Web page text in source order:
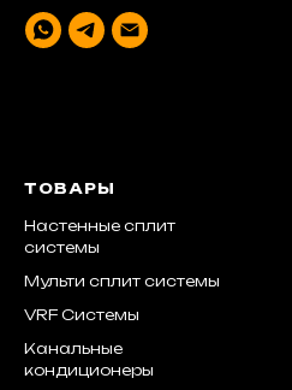
ТОВАРЫ
Настенные сплит
системы
Мульти сплит системы
VRF Системы
Канальные
кондиционеры